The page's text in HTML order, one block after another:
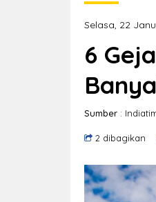
Selasa, 22
6
Sumber :
2 dibagikan